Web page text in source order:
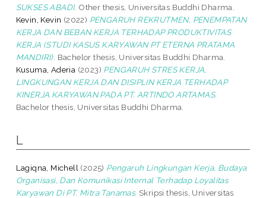
SUKSES ABADI. Other thesis, Universitas Buddhi Dharma.
Kevin, Kevin (2022) PENGARUH REKRUTMEN, PENEMPATAN
KERJA DAN BEBAN KERJA TERHADAP PRODUKTIVITAS
KERJA (STUDI KASUS KARYAWAN PT ETERNA PRATAMA
MANDIRI). Bachelor thesis, Universitas Buddhi Dharma.
Kusuma, Aderia (2023) PENGARUH STRES KERJA,
LINGKUNGAN KERJA DAN DISIPLIN KERJA TERHADAP
KINERJA KARYAWAN PADA PT. ARTINDO ARTAMAS.
Bachelor thesis, Universitas Buddhi Dharma.
L
Lagiqna, Michell (2025) Pengaruh Lingkungan Kerja, Budaya
Organisasi, Dan Komunikasi Internal Terhadap Loyalitas
Karyawan Di PT. Mitra Tanamas. Skripsi thesis, Universitas